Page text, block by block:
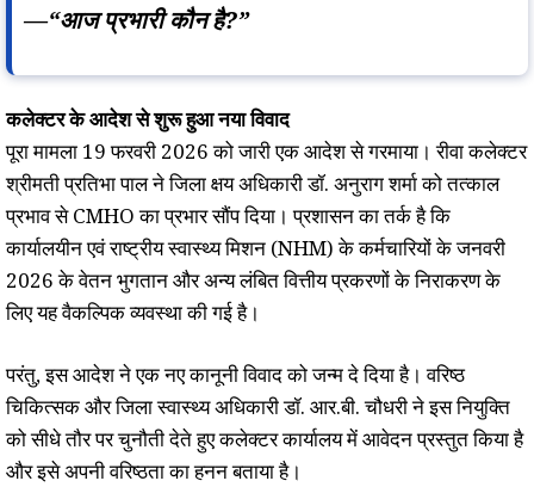
—“आज प्रभारी कौन है?”
कलेक्टर के आदेश से शुरू हुआ नया विवाद
पूरा मामला 19 फरवरी 2026 को जारी एक आदेश से गरमाया। रीवा कलेक्टर
श्रीमती प्रतिभा पाल ने जिला क्षय अधिकारी डॉ. अनुराग शर्मा को तत्काल
प्रभाव से CMHO का प्रभार सौंप दिया। प्रशासन का तर्क है कि
कार्यालयीन एवं राष्ट्रीय स्वास्थ्य मिशन (NHM) के कर्मचारियों के जनवरी
2026 के वेतन भुगतान और अन्य लंबित वित्तीय प्रकरणों के निराकरण के
लिए यह वैकल्पिक व्यवस्था की गई है।
परंतु, इस आदेश ने एक नए कानूनी विवाद को जन्म दे दिया है। वरिष्ठ
चिकित्सक और जिला स्वास्थ्य अधिकारी डॉ. आर.बी. चौधरी ने इस नियुक्ति
को सीधे तौर पर चुनौती देते हुए कलेक्टर कार्यालय में आवेदन प्रस्तुत किया है
और इसे अपनी वरिष्ठता का हनन बताया है।